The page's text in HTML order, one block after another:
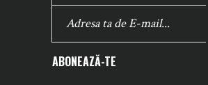
ABONEAZĂ-TE